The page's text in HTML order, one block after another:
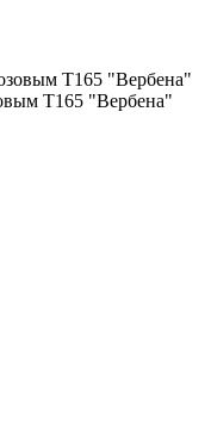
Т165 "Вербена"